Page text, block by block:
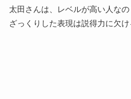
太田さんは、レベルが高い人なの
ざっくりした表現は説得力に欠け